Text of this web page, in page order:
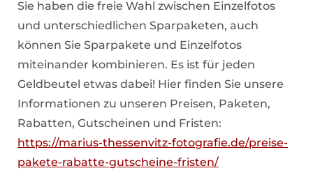
Sie haben die freie Wahl zwischen Einzelfotos
und unterschiedlichen Sparpaketen, auch
können Sie Sparpakete und Einzelfotos
miteinander kombinieren. Es ist für jeden
Geldbeutel etwas dabei! Hier finden Sie unsere
Informationen zu unseren Preisen, Paketen,
Rabatten, Gutscheinen und Fristen:
https://marius-thessenvitz-fotografie.de/preise-
pakete-rabatte-gutscheine-fristen/